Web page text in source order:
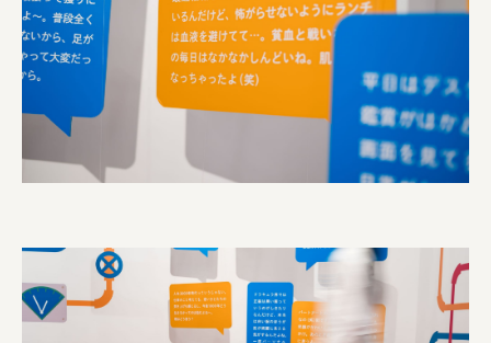
株式会社オレンジページ​
フジ物産株式会社
ユウキ食品株式会社, 株式会社ビーツ
野村不動産ビルディング株式会社
株式会社ゼロワンブースター
叶や豆冨 大椙食品